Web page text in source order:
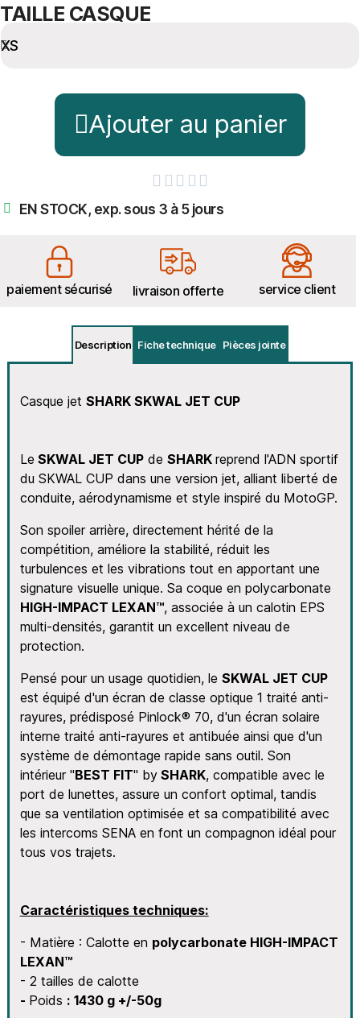
TAILLE CASQUE
Ajouter au panier
    
EN STOCK, exp. sous 3 à 5 jours
paiement sécurisé livraison offerte service client
Description Fiche technique Pièces jointe
Casque jet SHARK SKWAL JET CUP
Le SKWAL JET CUPde SHARK reprend l'ADN sportif
du SKWAL CUP dans une version jet, alliant liberté de
conduite, aérodynamisme et style inspiré du MotoGP.
Son spoiler arrière, directement hérité de la
compétition, améliore la stabilité, réduit les
turbulences et les vibrations tout en apportant une
signature visuelle unique. Sa coque en polycarbonate
HIGH-IMPACT LEXAN™, associée à un calotin EPS
multi-densités, garantit un excellent niveau de
protection.
Pensé pour un usage quotidien, le SKWAL JET CUP
est équipé d'un écran de classe optique 1 traité anti-
rayures, prédisposé Pinlock® 70, d'un écran solaire
interne traité anti-rayures et antibuée ainsi que d'un
système de démontage rapide sans outil. Son
intérieur "BEST FIT" bySHARK, compatible avec le
port de lunettes, assure un confort optimal, tandis
que sa ventilation optimisée et sa compatibilité avec
les intercoms SENA en font un compagnon idéal pour
tous vos trajets.
Caractéristiques techniques:
- Matière : Calotte en polycarbonate HIGH-IMPACT
LEXAN™
- 2 tailles de calotte
- Poids : 1430 g +/-50g